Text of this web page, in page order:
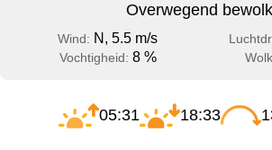
Overwegend
Wind: N, 5.5 m/s
Vochtigheid: 8 %
05:31 18:33